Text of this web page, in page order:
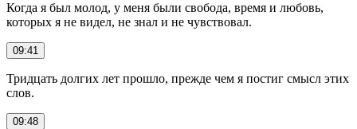
Когда я был молод, у меня были свобода, время и любовь,
которых я не видел, не знал и не чувствовал.
09:41
Тридцать долгих лет прошло, прежде чем я постиг смысл этих
слов.
09:48